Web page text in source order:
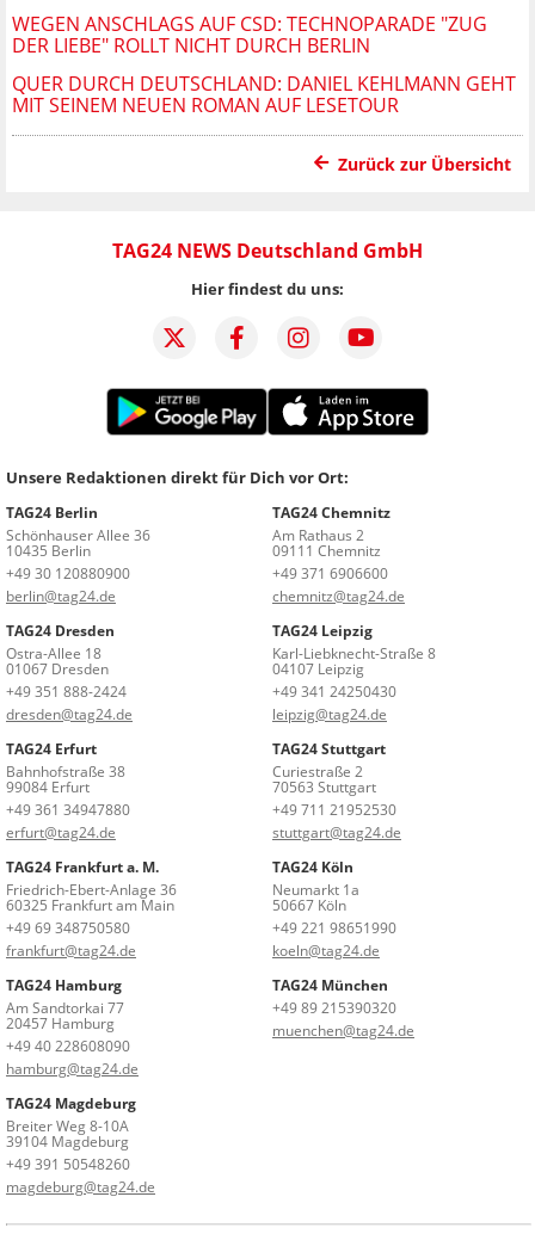
WEGEN ANSCHLAGS AUF CSD: TECHNOPARADE "ZUG
DER LIEBE" ROLLT NICHT DURCH BERLIN
QUER DURCH DEUTSCHLAND: DANIEL KEHLMANN GEHT
MIT SEINEM NEUEN ROMAN AUF LESETOUR
Zurück zur Übersicht
TAG24 NEWS Deutschland GmbH
Hier findest du uns:
Unsere Redaktionen direkt für Dich vor Ort:
TAG24 Berlin
Schönhauser Allee 36
10435 Berlin
+49 30 120880900
berlin@tag24.de
TAG24 Chemnitz
Am Rathaus 2
09111 Chemnitz
+49 371 6906600
chemnitz@tag24.de
TAG24 Dresden
Ostra-Allee 18
01067 Dresden
+49 351 888-2424
dresden@tag24.de
TAG24 Leipzig
Karl-Liebknecht-Straße 8
04107 Leipzig
+49 341 24250430
leipzig@tag24.de
TAG24 Erfurt
Bahnhofstraße 38
99084 Erfurt
+49 361 34947880
erfurt@tag24.de
TAG24 Stuttgart
Curiestraße 2
70563 Stuttgart
+49 711 21952530
stuttgart@tag24.de
TAG24 Frankfurt a. M.
Friedrich-Ebert-Anlage 36
60325 Frankfurt am Main
+49 69 348750580
frankfurt@tag24.de
TAG24 Köln
Neumarkt 1a
50667 Köln
+49 221 98651990
koeln@tag24.de
TAG24 Hamburg
Am Sandtorkai 77
20457 Hamburg
+49 40 228608090
hamburg@tag24.de
TAG24 München
+49 89 215390320
muenchen@tag24.de
TAG24 Magdeburg
Breiter Weg 8-10A
39104 Magdeburg
+49 391 50548260
magdeburg@tag24.de